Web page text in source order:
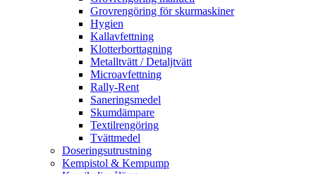
Grovrengöring för skurmaskiner
Hygien
Kallavfettning
Klotterborttagning
Metalltvätt / Detaljtvätt
Microavfettning
Rally-Rent
Saneringsmedel
Skumdämpare
Textilrengöring
Tvättmedel
Doseringsutrustning
Kempistol & Kempump